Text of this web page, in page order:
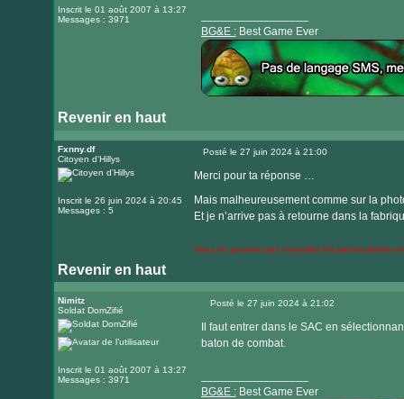
Inscrit le 01 août 2007 à 13:27
Messages : 3971
BG&E :Best Game Ever
Revenir en haut
le
internet
Fxnny.df
Citoyen d'Hillys
Inscrit le 26 juin 2024 à 20:45
Messages : 5
Posté le 27 juin 2024 à 21:00
Merci pour ta réponse …
Mais malheureusement comme sur la
Et je n’arrive pas à retourne dans la
Vous ne pouvez pas consulter les pièces jointes
Revenir en haut
Nimitz
Soldat DomZifié
Inscrit le 01 août 2007 à 13:27
Messages : 3971
Posté le 27 juin 2024 à 21:02
Il faut entrer dans le SAC en
baton de combat.
BG&E :Best Game Ever